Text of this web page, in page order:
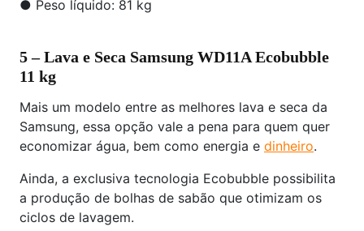
● Peso líquido: 81 kg
5 – Lava e Seca Samsung WD11A Ecobubble
11 kg
Mais um modelo entre as melhores lava e seca da
Samsung, essa opção vale a pena para quem quer
economizar água, bem como energia e dinheiro.
Ainda, a exclusiva tecnologia Ecobubble possibilita
a produção de bolhas de sabão que otimizam os
ciclos de lavagem.